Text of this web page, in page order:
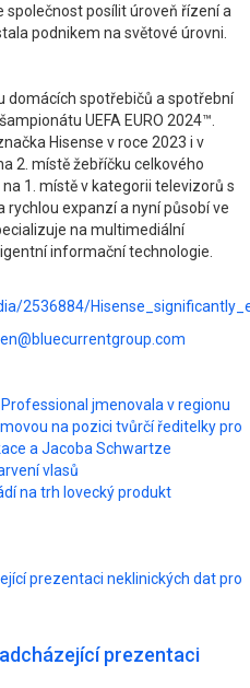
posílit úroveň řízení a
podnikem na světové úrovni.
domácích spotřebičů a spotřební
UEFA EURO 2024™.
Hisense v roce 2023 i v
2. místě žebříčku celkového
1. místě v kategorii televizorů s
rychlou expanzí a nyní působí ve
na multimediální
informační technologie.
2536884/
jmenovala v regionu
na pozici tvůrčí ředitelky pro
a Jacoba Schwartze
vlasů
na trh lovecký produkt
prezentaci neklinických dat pro
prezentaci